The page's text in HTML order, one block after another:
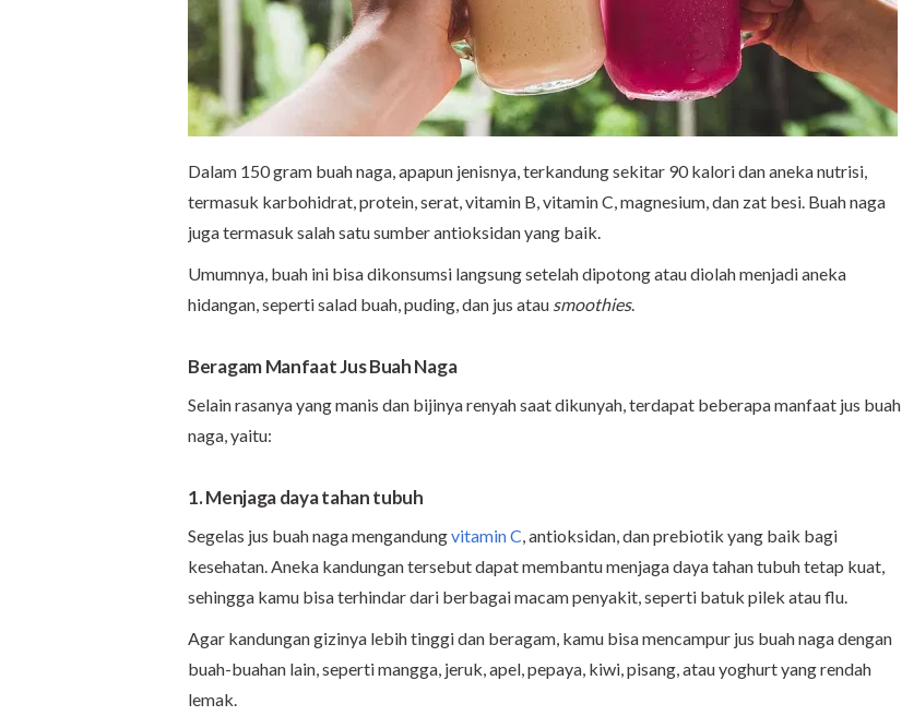
Dalam 150 gram buah naga, apapun jenisnya, terkandung sekitar 90 kalori dan aneka nutrisi,
termasuk karbohidrat, protein, serat, vitamin B, vitamin C, magnesium, dan zat besi. Buah naga
juga termasuk salah satu sumber antioksidan yang baik.
Umumnya, buah ini bisa dikonsumsi langsung setelah dipotong atau diolah menjadi aneka
hidangan, seperti salad buah, puding, dan jus atau smoothies.
Beragam Manfaat Jus Buah Naga
Selain rasanya yang manis dan bijinya renyah saat dikunyah, terdapat beberapa manfaat jus buah
naga, yaitu:
1. Menjaga daya tahan tubuh
Segelas jus buah naga mengandungvitamin C, antioksidan, dan prebiotik yang baik bagi
kesehatan. Aneka kandungan tersebut dapat membantu menjaga daya tahan tubuh tetap kuat,
sehingga kamu bisa terhindar dari berbagai macam penyakit, seperti batuk pilek atau flu.
Agar kandungan gizinya lebih tinggi dan beragam, kamu bisa mencampur jus buah naga dengan
buah-buahan lain, seperti mangga, jeruk, apel, pepaya, kiwi, pisang, atau yoghurt yang rendah
lemak.